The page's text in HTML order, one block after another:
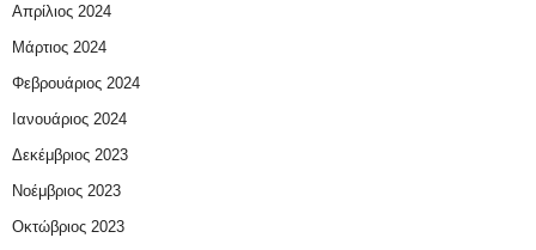
Απρίλιος 2024
Μάρτιος 2024
Φεβρουάριος 2024
Ιανουάριος 2024
Δεκέμβριος 2023
Νοέμβριος 2023
Οκτώβριος 2023